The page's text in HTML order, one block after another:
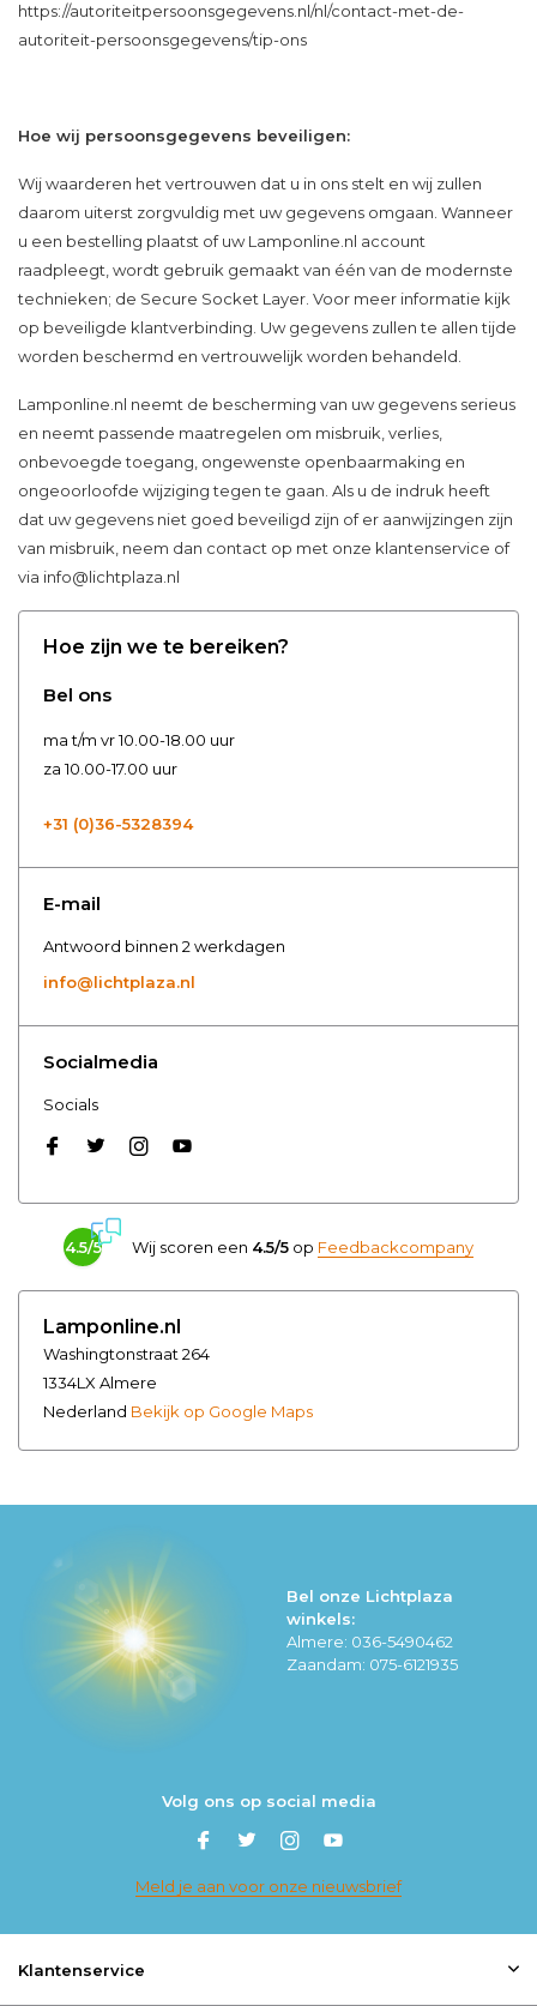
https://autoriteitpersoonsgegevens.nl/nl/contact-met-de-
autoriteit-persoonsgegevens/tip-ons
Hoe wij persoonsgegevens beveiligen:
Wij waarderen het vertrouwen dat u in ons stelt en wij zullen
daarom uiterst zorgvuldig met uw gegevens omgaan. Wanneer
u een bestelling plaatst of uw Lamponline.nl account
raadpleegt, wordt gebruik gemaakt van één van de modernste
technieken; de Secure Socket Layer. Voor meer informatie kijk
op beveiligde klantverbinding. Uw gegevens zullen te allen tijde
worden beschermd en vertrouwelijk worden behandeld.
Lamponline.nl neemt de bescherming van uw gegevens serieus
en neemt passende maatregelen om misbruik, verlies,
onbevoegde toegang, ongewenste openbaarmaking en
ongeoorloofde wijziging tegen te gaan. Als u de indruk heeft
dat uw gegevens niet goed beveiligd zijn of er aanwijzingen zijn
van misbruik, neem dan contact op met onze klantenservice of
via info@lichtplaza.nl
Hoe zijn we te bereiken?
Bel ons
ma t/m vr 10.00-18.00 uur
za 10.00-17.00 uur
+31 (0)36-5328394
E-mail
Antwoord binnen 2 werkdagen
info@lichtplaza.nl
Socialmedia
Socials
4.5/5 Wij scoren een 4.5/5 op Feedbackcompany
Lamponline.nl
Washingtonstraat 264
1334LX Almere
Nederland Bekijk op Google Maps
Bel onze Lichtplaza
winkels:
Almere: 036-5490462
Zaandam: 075-6121935
Volg ons op social media
Meld je aan voor onze nieuwsbrief
Klantenservice